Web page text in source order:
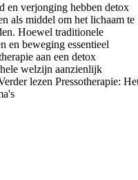
en verjonging hebben detox
als middel om het lichaam te
Hoewel traditionele
en beweging essentieel
aan een detox
welzijn aanzienlijk
lezen Pressotherapie: